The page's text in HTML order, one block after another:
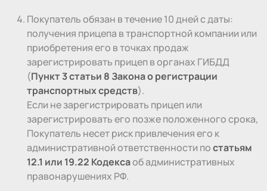
Покупатель обязан в течение 10 дней с даты:
получения прицепа в транспортной компании или
приобретения его в точках продаж
зарегистрировать прицеп в органах ГИБДД
(Пункт 3 статьи 8 Закона о регистрации
транспортных средств).
Если не зарегистрировать прицеп или
зарегистрировать его позже положенного срока,
Покупатель несет риск привлечения его к
административной ответственности постатьям
12.1 или 19.22 Кодексаоб административных
правонарушениях РФ.